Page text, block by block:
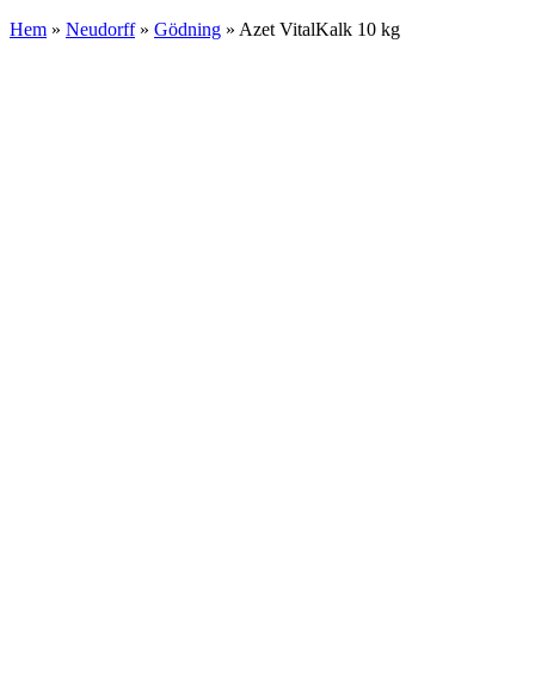
Hem » Neudorff» Gödning » Azet VitalKalk 10 kg